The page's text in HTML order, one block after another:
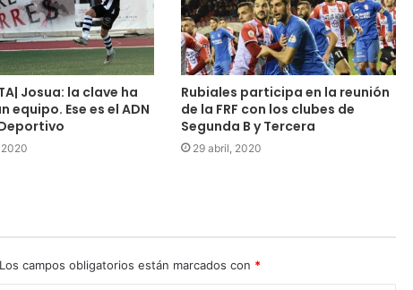
Josua: la clave ha
equipo. Ese es el ADN
Rubiales participa en la reunión
de la FRF con los clubes de
Segunda B y Tercera
29 abril, 2020
Los campos obligatorios están marcados con *